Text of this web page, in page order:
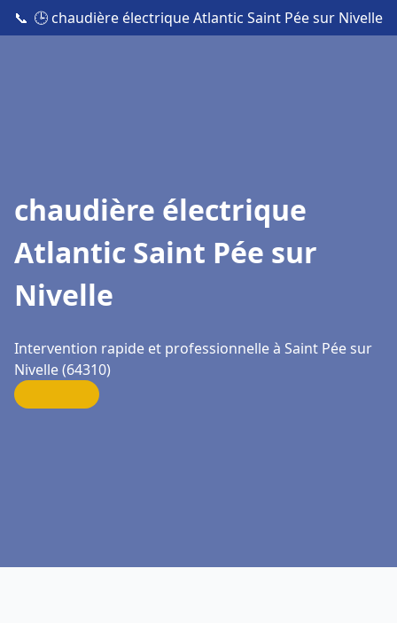
📞 🕒 chaudière électrique Atlantic Saint Pée sur Nivelle
chaudière électrique
Atlantic Saint Pée sur
Nivelle
Intervention rapide et professionnelle à Saint Pée sur
Nivelle (64310)